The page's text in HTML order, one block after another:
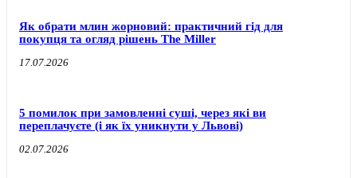
Як обрати млин жорновий: практичний гід для
покупця та огляд рішень The Miller
17.07.2026
5 помилок при замовленні суші, через які ви
переплачуєте (і як їх уникнути у Львові)
02.07.2026